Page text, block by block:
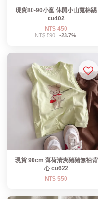
現貨80-90小童 休閒小山寬棉踢
cu402
NT$ 450
NT$ 590 -23.7%
現貨 90cm 薄荷清爽豬豬無袖背
心 cu622
NT$ 550